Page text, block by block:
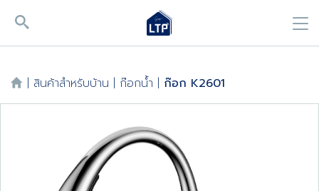
| สินค้าสำหรับบ้าน | ก๊อกน้ำ | ก๊อก K2601